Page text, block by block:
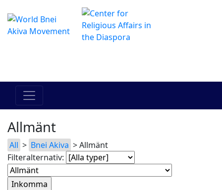
Allmänt
All > Bnei Akiva > Allmänt
Filteralternativ: